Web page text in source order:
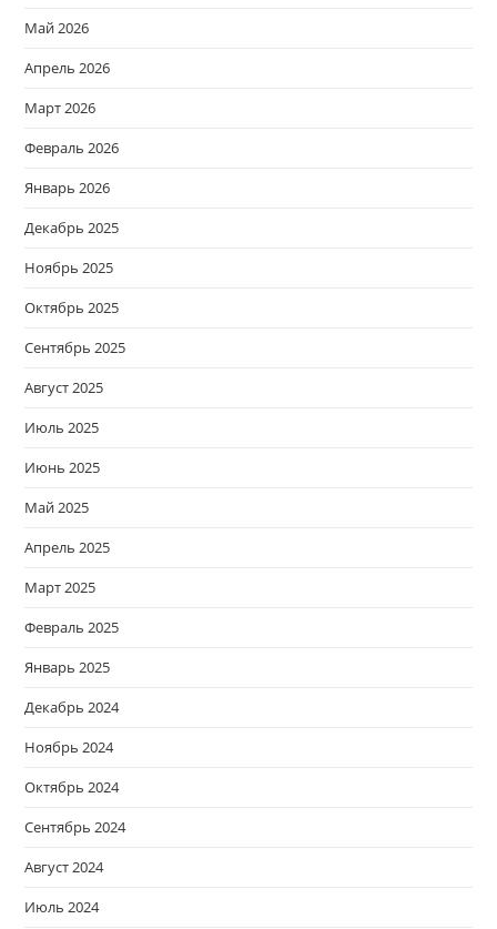
Май 2026
Апрель 2026
Март 2026
Февраль 2026
Январь 2026
Декабрь 2025
Ноябрь 2025
Октябрь 2025
Сентябрь 2025
Август 2025
Июль 2025
Июнь 2025
Май 2025
Апрель 2025
Март 2025
Февраль 2025
Январь 2025
Декабрь 2024
Ноябрь 2024
Октябрь 2024
Сентябрь 2024
Август 2024
Июль 2024